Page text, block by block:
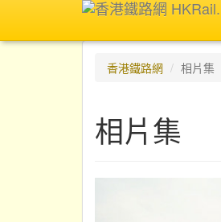
香港鐵路網 相片集
相片集